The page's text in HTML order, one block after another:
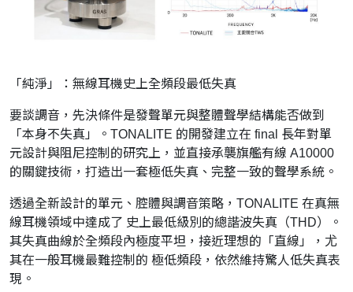
「純淨」：無線耳機史上全頻段最低失真
要談調音，先決條件是發聲單元與整體聲學結構能否做到
「本身不失真」。TONALITE 的開發建立在 final 長年對單
元設計與阻尼控制的研究上，並直接承襲旗艦有線 A10000
的關鍵技術，打造出一套極低失真、完整一致的聲學系統。
透過全新設計的單元、腔體與調音策略，TONALITE 在真無
線耳機領域中達成了 史上最低級別的總諧波失真（THD）。
其失真曲線於全頻段內極度平坦，接近理想的「直線」，尤
其在一般耳機最難控制的 極低頻段，依然維持驚人低失真表
現。